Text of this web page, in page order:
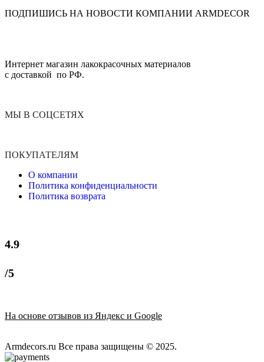
ПОДПИШИСЬ НА НОВОСТИ КОМПАНИИ ARMDECOR
Интернет магазин лакокрасочных материалов
с доставкой по РФ.
МЫ В СОЦСЕТЯХ
ПОКУПАТЕЛЯМ
О компании
Политика конфиденциальности
Политика возврата
4.9
/5
На основе отзывов из Яндекс и Google
Armdecors.ru Все права защищены © 2025. ​